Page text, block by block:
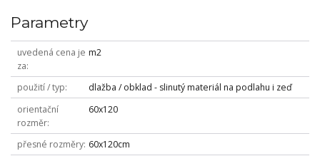
Parametry
uvedená cena je
za
m2
použití / typ
dlažba / obklad - slinutý materiál na podlahu i zeď
orientační
rozměr
60x120
přesné rozměry 60x120cm